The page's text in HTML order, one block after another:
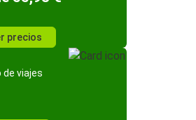
precios
de viajes